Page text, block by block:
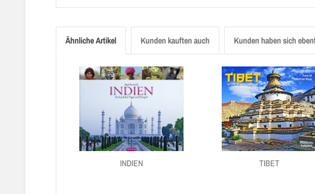
Ähnliche Artikel Kunden kauften auch Kunden haben sich
INDIEN TIBET